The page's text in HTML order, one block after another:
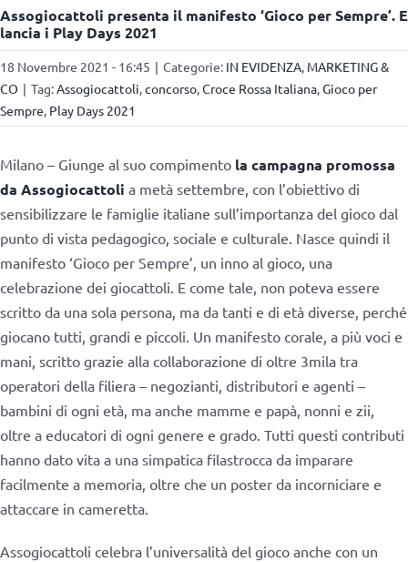
Assogiocattoli presenta il manifesto ‘Gioco per Sempre’. E
lancia i Play Days 2021
18 Novembre 2021 - 16:45 | Categorie: IN EVIDENZA, MARKETING &
CO | Tag:Assogiocattoli,concorso,Croce Rossa Italiana,Gioco per
Sempre, Play Days 2021
Milano – Giunge al suo compimento la campagna promossa
da Assogiocattoli a metà settembre, con l’obiettivo di
sensibilizzare le famiglie italiane sull’importanza del gioco dal
punto di vista pedagogico, sociale e culturale. Nasce quindi il
manifesto ‘Gioco per Sempre’, un inno al gioco, una
celebrazione dei giocattoli. E come tale, non poteva essere
scritto da una sola persona, ma da tanti e di età diverse, perché
giocano tutti, grandi e piccoli. Un manifesto corale, a più voci e
mani, scritto grazie alla collaborazione di oltre 3mila tra
operatori della filiera – negozianti, distributori e agenti –
bambini di ogni età, ma anche mamme e papà, nonni e zii,
oltre a educatori di ogni genere e grado. Tutti questi contributi
hanno dato vita a una simpatica filastrocca da imparare
facilmente a memoria, oltre che un poster da incorniciare e
attaccare in cameretta.
Assogiocattoli celebra l’universalità del gioco anche con un